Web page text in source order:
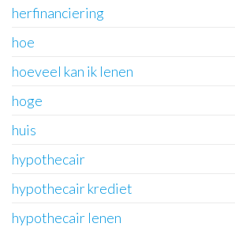
herfinanciering
hoe
hoeveel kan ik lenen
hoge
huis
hypothecair
hypothecair krediet
hypothecair lenen